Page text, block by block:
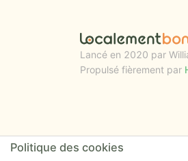
Lancé en 2020 par
Propulsé fièrement par
Politique des cookies